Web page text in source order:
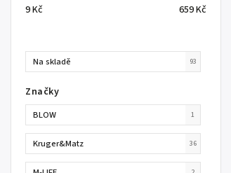
9Kč 659Kč
Na skladě 93
Značky
BLOW 1
Kruger&Matz 36